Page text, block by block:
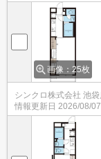
画像：25枚
シンクロ株式会社 池袋
情報更新日 2026/08/07